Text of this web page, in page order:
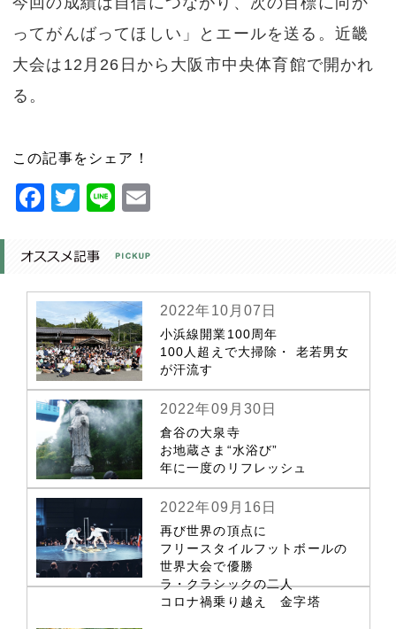
ってがんばってほしい」とエールを送る。近畿
大会は12月26日から大阪市中央体育館で開かれ
る。
この記事をシェア！
Facebook
Twitter
Line
2022年10月07日
小浜線開業100周年
100人超えで大掃除・ 老若男女
が汗流す
2022年09月30日
倉谷の大泉寺
お地蔵さま“水浴び”
年に一度のリフレッシュ
2022年09月16日
再び世界の頂点に
フリースタイルフットボールの
世界大会で優勝
ラ・クラシックの二人
コロナ禍乗り越え 金字塔